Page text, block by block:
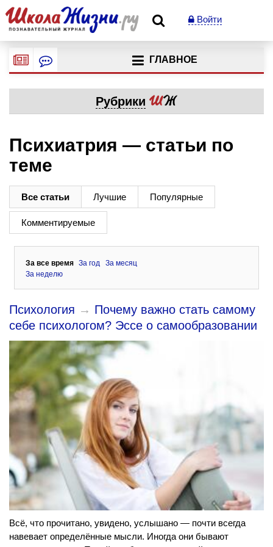
Войти
ГЛАВНОЕ
Рубрики
Психиатрия — статьи по
теме
Все статьи Лучшие Популярные
Комментируемые
За все время За год
За месяц
За неделю
Психология → Почему важно стать самому
себе психологом? Эссе о самообразовании
Всё, что прочитано, увидено, услышано — почти всегда
навевает определённые мысли. Иногда они бывают